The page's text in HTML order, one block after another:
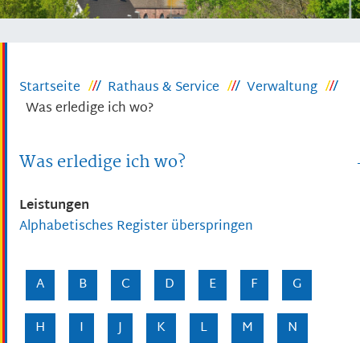
Startseite Rathaus & Service
Verwaltung
Was erledige ich wo?
Was erledige ich wo?
Leistungen
Alphabetisches Register überspringen
A B C D E F
G
H
I J K L M
N